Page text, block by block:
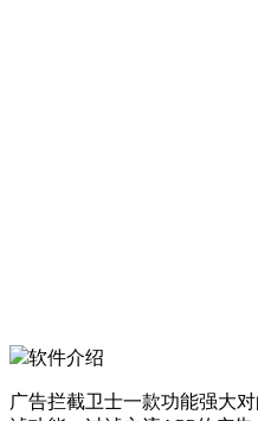
软件介绍
广告拦截卫士一款功能强大